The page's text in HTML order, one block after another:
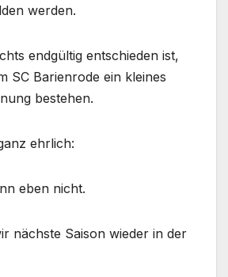
werden.
endgültig entschieden ist,
SC Barienrode ein kleines
bestehen.
ehrlich:
eben nicht.
nächste Saison wieder in der